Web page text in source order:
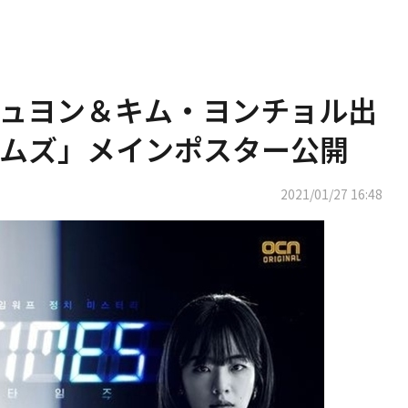
ヨン＆キム・ヨンチョル出
ズ」メインポスター公開
2021/01/27 16:48